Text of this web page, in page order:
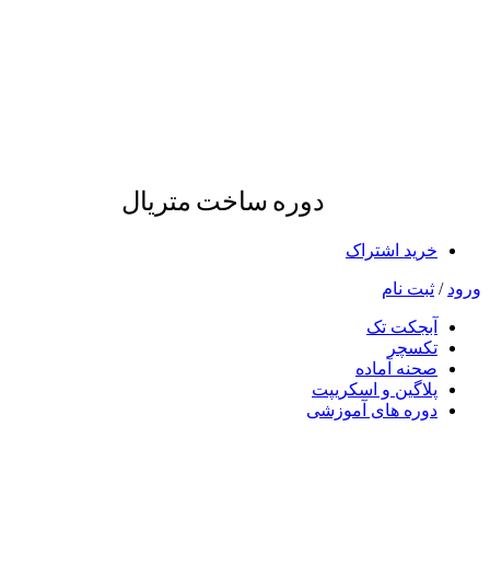
دوره ساخت متریال
خرید اشتراک
ورود / ثبت نام
آبجکت تک
تکسچر
صحنه آماده
پلاگین و اسکریپت
دوره های آموزشی